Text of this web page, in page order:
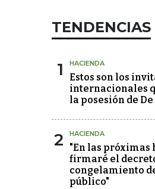
TENDENCIAS
1 HACIENDA
Estos son los
internacionales
la posesión de
2 HACIENDA
"En las próximas
firmaré el
congelamiento
público"